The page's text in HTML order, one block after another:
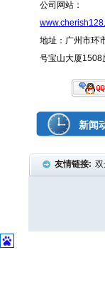
公司网站：
地址：广州市环
号宝山大厦1508
新闻
友情链接: